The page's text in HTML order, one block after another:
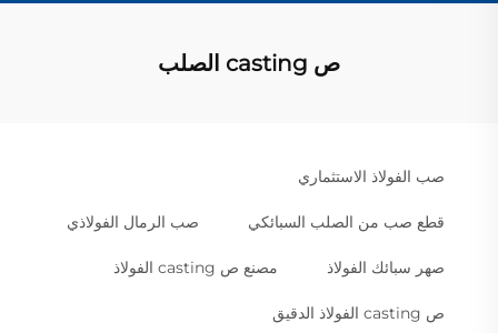
ص casting الصلب
صب الفولاذ الاستثماري
قطع صب من الصلب السبائكي صب الرمال الفولاذي
صهر سبائك الفولاذ مصنع ص casting الفولاذ
ص casting الفولاذ الدقيق